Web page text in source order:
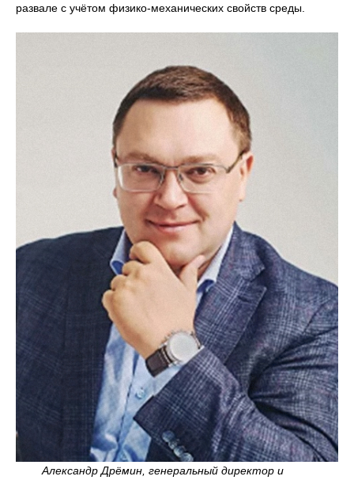
развале с учётом физико-механических свойств среды.
Александр Дрёмин, генеральный директор и